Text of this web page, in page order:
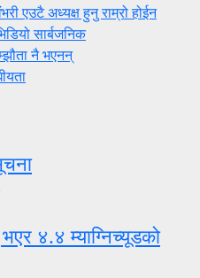
एउटै अध्यक्ष हुनु राम्रो होईन
सार्बजनिक
नै भएनन्
भएर ४.४ म्याग्निच्यूडको